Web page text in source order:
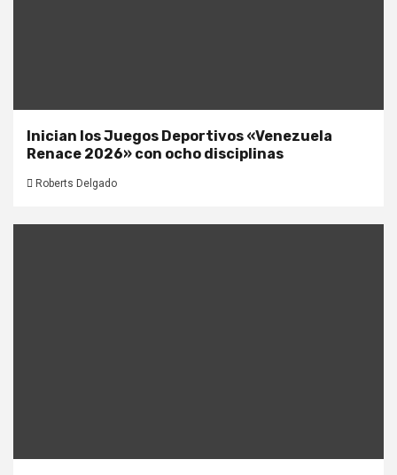
Inician los Juegos Deportivos «Venezuela
Renace 2026» con ocho disciplinas
Roberts Delgado